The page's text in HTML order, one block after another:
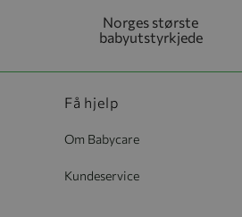
Norges største
babyutstyrkjede
Få hjelp
Om Babycare
Kundeservice